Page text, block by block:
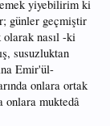
yiyebilirim ki
günler geçmiştir
nasıl -ki
susuzluktan
Emir'ül-
onlara ortak
onlara muktedâ